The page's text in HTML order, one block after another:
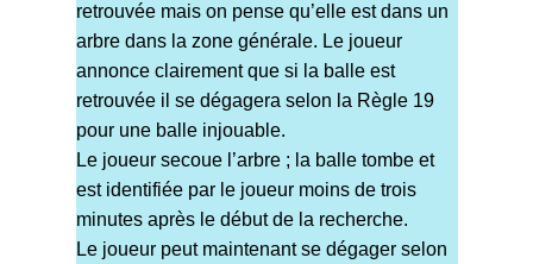
retrouvée mais on pense qu’elle est dans un
arbre dans la zone générale. Le joueur
annonce clairement que si la balle est
retrouvée il se dégagera selon la Règle 19
pour une balle injouable.
Le joueur secoue l’arbre ; la balle tombe et
est identifiée par le joueur moins de trois
minutes après le début de la recherche.
Le joueur peut maintenant se dégager selon